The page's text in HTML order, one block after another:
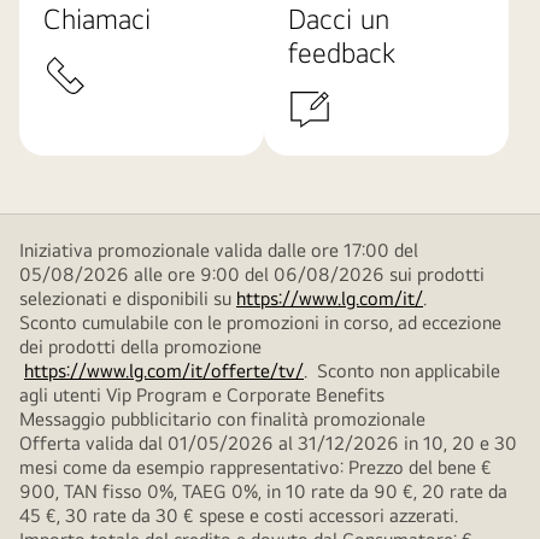
Chiamaci
Dacci un
feedback
Iniziativa promozionale valida dalle ore 17:00 del
05/08/2026 alle ore 9:00 del 06/08/2026 sui prodotti
selezionati e disponibili su https://www.lg.com/it/.
Sconto cumulabile con le promozioni in corso, ad eccezione
dei prodotti della promozione
https://www.lg.com/it/offerte/tv/. Sconto non applicabile
agli utenti Vip Program e Corporate Benefits
Messaggio pubblicitario con finalità promozionale
Offerta valida dal 01/05/2026 al 31/12/2026 in 10, 20 e 30
mesi come da esempio rappresentativo: Prezzo del bene €
900, TAN fisso 0%, TAEG 0%, in 10 rate da 90 €, 20 rate da
45 €, 30 rate da 30 € spese e costi accessori azzerati.